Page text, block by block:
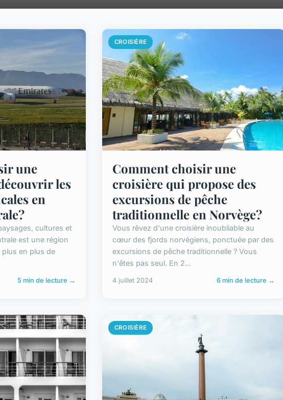
une
les
en
cultures et
est une région
en plus de
5 min de lecture →
CROISIÈRE
Comment choisir une
croisière qui propose des
excursions de pêche
traditionnelle en Norvège?
Vous rêvez d'une croisière inoubliable au
cœur des fjords norvégiens, ponctuée par des
excursions de pêche traditionnelle ? Vous
n'êtes pas seul. En 2...
4 juillet 2024 6 min de lecture →
CROISIÈRE